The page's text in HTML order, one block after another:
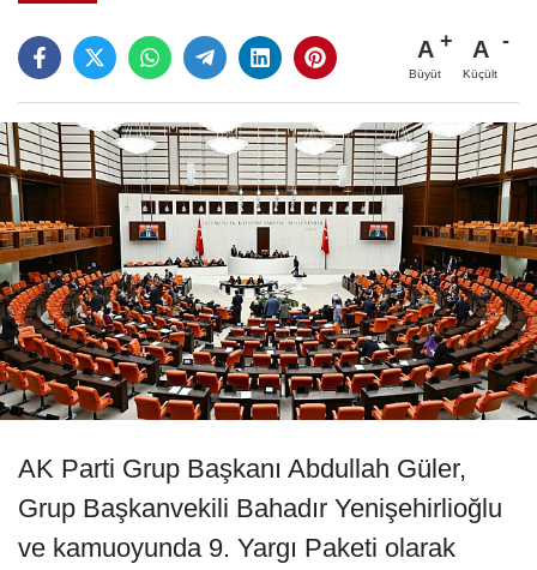
A
Büyüt
A
Küçült
AK Parti Grup Başkanı Abdullah Güler,
Grup Başkanvekili Bahadır Yenişehirlioğlu
ve kamuoyunda 9. Yargı Paketi olarak